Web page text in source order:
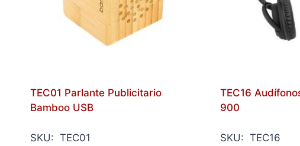
TEC01 Parlante Publicitario
Bamboo USB
SKU: TEC01
TEC16
900
SKU: TEC16